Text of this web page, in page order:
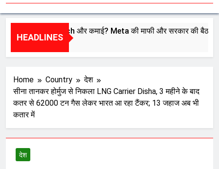
HEADLINES
की Reach और कमाई? Meta की माफी और सरकार की बैठक…
Home Country
देश
सीना तानकर होर्मुज से निकला LNG Carrier Disha, 3 महीने के बाद
कतर से 62000 टन गैस लेकर भारत आ रहा टैंकर; 13 जहाज अब भी
कतार में
देश